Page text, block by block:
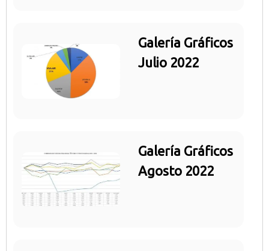
Galería Gráficos
Julio 2022
Galería Gráficos
Agosto 2022